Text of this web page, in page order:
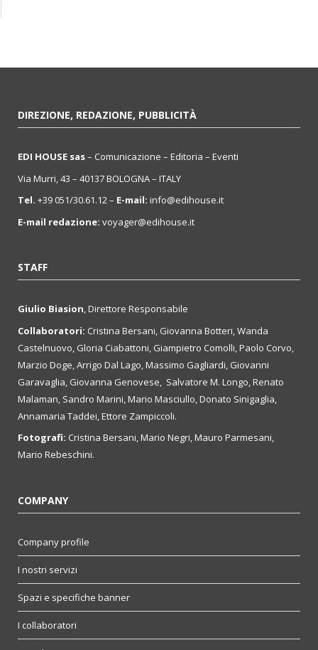
DIREZIONE, REDAZIONE, PUBBLICITÀ
EDI HOUSE sas– Comunicazione – Editoria – Eventi
Via Murri, 43 – 40137 BOLOGNA – ITALY
Tel. +39 051/30.61.12 – E-mail: info@edihouse.it
E-mail redazione: voyager@edihouse.it
STAFF
Giulio Biasion, Direttore Responsabile
Collaboratori: Cristina Bersani, Giovanna Botteri, Wanda
Castelnuovo, Gloria Ciabattoni, Giampietro Comolli, Paolo Corvo,
Marzio Doge, Arrigo Dal Lago, Massimo Gagliardi, Giovanni
Garavaglia, Giovanna Genovese, Salvatore M. Longo, Renato
Malaman, Sandro Marini, Mario Masciullo, Donato Sinigaglia,
Annamaria Taddei, Ettore Zampiccoli.
Fotografi: Cristina Bersani, Mario Negri, Mauro Parmesani,
Mario Rebeschini.
COMPANY
Company profile
I nostri servizi
Spazi e specifiche banner
I collaboratori